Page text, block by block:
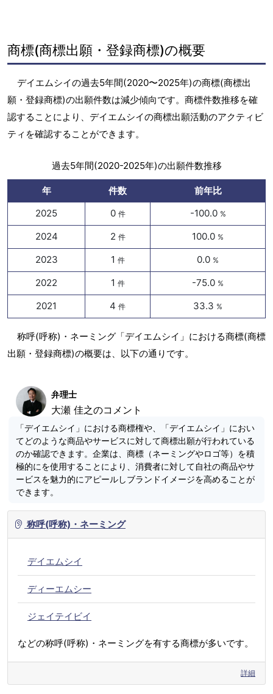
商標(商標出願・登録商標)の概要
デイエムシイの過去5年間(2020〜2025年)の商標(商標出
願・登録商標)の出願件数は減少傾向です。商標件数推移を確
認することにより、デイエムシイの商標出願活動のアクティビ
ティを確認することができます。
過去5年間(2020-2025年)の出願件数推移
年 件数
前年比
2025
0 件 -100.0 %
2024 2 件 100.0 %
2023 1 件 0.0 %
2022 1 件 -75.0 %
2021 4 件 33.3 %
称呼(呼称)・ネーミング「デイエムシイ」における商標(商標
出願・登録商標)の概要は、以下の通りです。
弁理士
大瀬 佳之のコメント
「デイエムシイ」における商標権や、「デイエムシイ」におい
てどのような商品やサービスに対して商標出願が行われている
のか確認できます。企業は、商標（ネーミングやロゴ等）を積
極的にを使用することにより、消費者に対して自社の商品やサ
ービスを魅力的にアピールしブランドイメージを高めることが
できます。
称呼(呼称)・ネーミング
デイエムシイ
ディーエムシー
ジェイテイビイ
などの称呼(呼称)・ネーミングを有する商標が多いです。
詳細